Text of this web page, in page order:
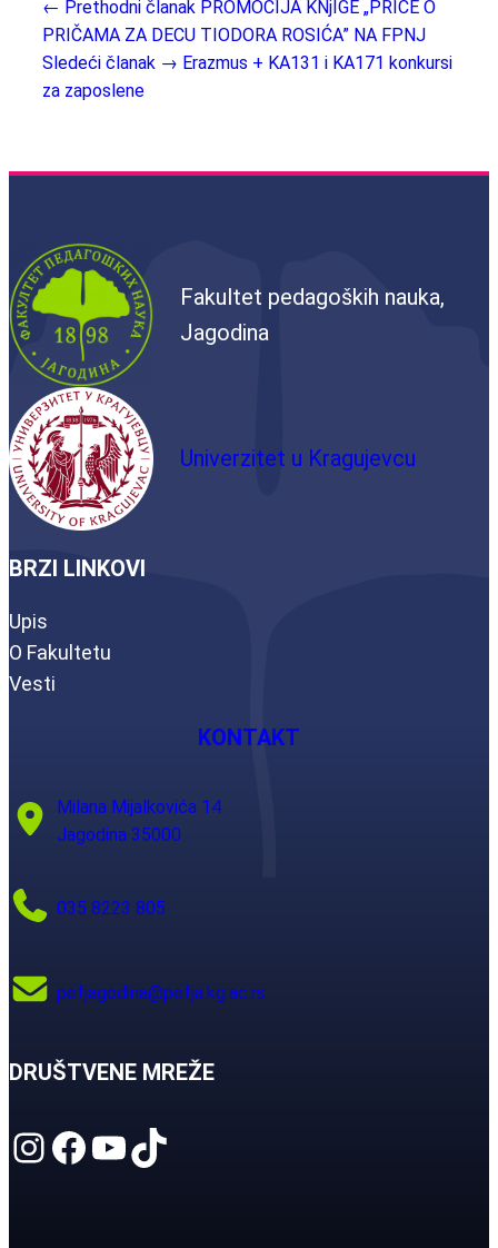
← Prethodni članak PROMOCIJA KNjIGE „PRIČE O
PRIČAMA ZA DECU TIODORA ROSIĆA” NA FPNJ
Sledeći članak → Erazmus + KA131 i KA171 konkursi
za zaposlene
Fakultet pedagoških nauka,
Jagodina
Univerzitet u Kragujevcu
BRZI LINKOVI
Upis
O Fakultetu
Vesti
KONTAKT
Milana Mijalkovića 14
Jagodina 35000
035 8223 805
pefjagodina@pefja.kg.ac.rs
DRUŠTVENE MREŽE
Instagram Facebook YouTube TikTok